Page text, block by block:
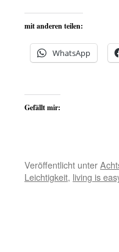
mit anderen teilen:
WhatsApp
Gefällt mir:
Veröffentlicht unter
Leichtigkeit, living is